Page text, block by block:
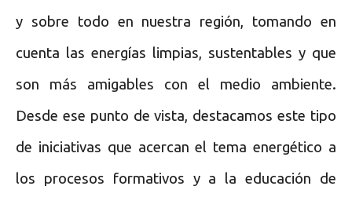
y sobre todo en nuestra región, tomando en
cuenta las energías limpias, sustentables y que
son más amigables con el medio ambiente.
Desde ese punto de vista, destacamos este tipo
de iniciativas que acercan el tema energético a
los procesos formativos y a la educación de